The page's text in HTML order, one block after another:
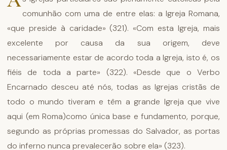
comunhão com uma de entre elas: a Igreja Romana,
«que preside à caridade» (321). «Com esta Igreja, mais
excelente por causa da sua origem, deve
necessariamente estar de acordo toda a Igreja, isto é, os
fiéis de toda a parte» (322). «Desde que o Verbo
Encarnado desceu até nós, todas as Igrejas cristãs de
todo o mundo tiveram e têm a grande Igreja que vive
aqui (em Roma)como única base e fundamento, porque,
segundo as próprias promessas do Salvador, as portas
do inferno nunca prevalecerão sobre ela» (323).